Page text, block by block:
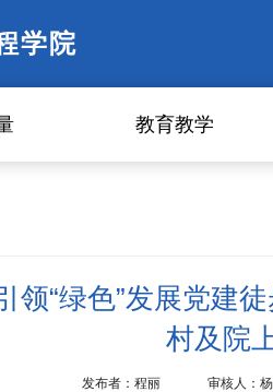
学院
教育教学
领“绿色”发展党
村及院
发布者：程丽 审核人：